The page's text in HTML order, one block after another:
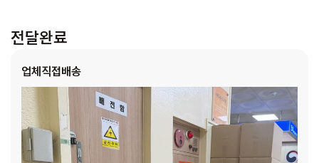
전달완료
업체직접배송